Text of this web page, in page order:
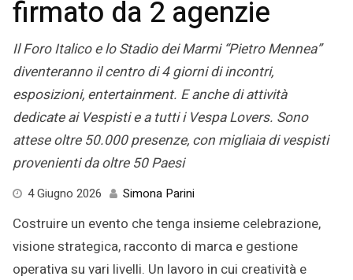
firmato da 2 agenzie
Il Foro Italico e lo Stadio dei Marmi “Pietro Mennea”
diventeranno il centro di 4 giorni di incontri,
esposizioni, entertainment. E anche di attività
dedicate ai Vespisti e a tutti i Vespa Lovers. Sono
attese oltre 50.000 presenze, con migliaia di vespisti
provenienti da oltre 50 Paesi
4 Giugno 2026
2026
Simona Parini
Costruire un evento che tenga insieme celebrazione,
visione strategica, racconto di marca e gestione
operativa su vari livelli. Un lavoro in cui creatività e